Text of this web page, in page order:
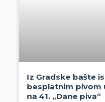
Iz Gradske bašte
besplatnim pivom
na 41. „Dane piva“